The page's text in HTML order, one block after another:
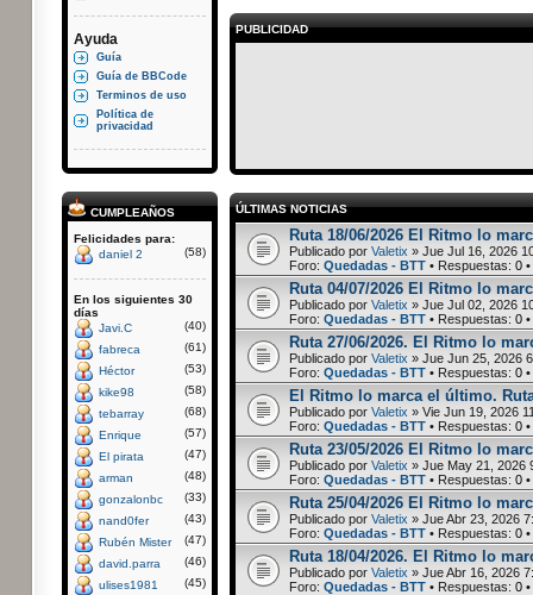
Ayuda
Guía
Guía de BBCode
Terminos de uso
Política de
privacidad
CUMPLEAÑOS
Felicidades para:
daniel 2
(58)
En los siguientes 30
días
Javi.C
(40)
fabreca
(61)
Héctor
(53)
kike98
(58)
tebarray
(68)
Enrique
(57)
El pirata
(47)
arman
(48)
gonzalonbc
(33)
nand0fer
(43)
Rubén Mister
(47)
david.parra
(46)
ulises1981
(45)
PUBLICIDAD
ÚLTIMAS NOTICIAS
Ruta 18/06/2026 El Ritmo lo
Publicado por Valetix » Jue Jul 16, 2026
Foro: Quedadas - BTT• Respuestas: 0•
Ruta 04/07/2026 El Ritmo lo
Publicado por Valetix » Jue Jul 02, 2026
Foro: Quedadas - BTT• Respuestas: 0•
Ruta 27/06/2026. El Ritmo lo
Publicado por Valetix » Jue Jun 25, 2026
Foro: Quedadas - BTT• Respuestas: 0•
El Ritmo lo marca el último.
Publicado por Valetix » Vie Jun 19, 2026
Foro: Quedadas - BTT• Respuestas: 0•
Ruta 23/05/2026 El Ritmo lo
Publicado por Valetix » Jue May 21, 2026
Foro: Quedadas - BTT• Respuestas: 0•
Ruta 25/04/2026 El Ritmo lo
Publicado por Valetix » Jue Abr 23, 2026
Foro: Quedadas - BTT• Respuestas: 0•
Ruta 18/04/2026. El Ritmo lo
Publicado por Valetix » Jue Abr 16, 2026
Foro: Quedadas - BTT• Respuestas: 0•